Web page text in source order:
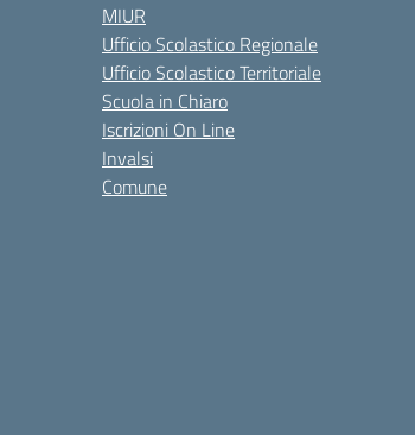
MIUR
Ufficio Scolastico Regionale
Ufficio Scolastico Territoriale
Scuola in Chiaro
Iscrizioni On Line
Invalsi
Comune